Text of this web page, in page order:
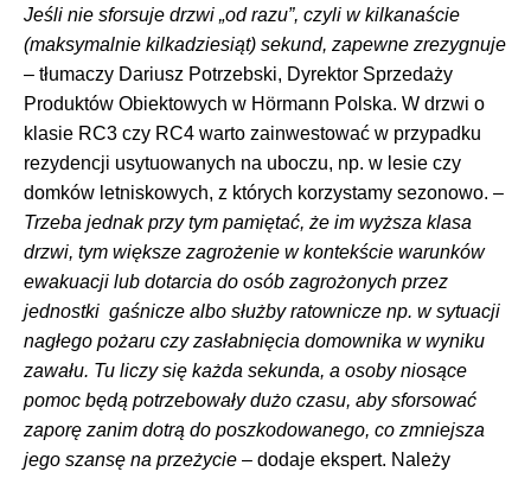
Jeśli nie sforsuje drzwi „od razu”, czyli w kilkanaście
(maksymalnie kilkadziesiąt) sekund, zapewne zrezygnuje
– tłumaczy Dariusz Potrzebski, Dyrektor Sprzedaży
Produktów Obiektowych w Hörmann Polska. W drzwi o
klasie RC3 czy RC4 warto zainwestować w przypadku
rezydencji usytuowanych na uboczu, np. w lesie czy
domków letniskowych, z których korzystamy sezonowo. –
Trzeba jednak przy tym pamiętać, że im wyższa klasa
drzwi, tym większe zagrożenie w kontekście warunków
ewakuacji lub dotarcia do osób zagrożonych przez
jednostki gaśnicze albo służby ratownicze np. w sytuacji
nagłego pożaru czy zasłabnięcia domownika w wyniku
zawału. Tu liczy się każda sekunda, a osoby niosące
pomoc będą potrzebowały dużo czasu, aby sforsować
zaporę zanim dotrą do poszkodowanego, co zmniejsza
jego szansę na przeżycie – dodaje ekspert. Należy